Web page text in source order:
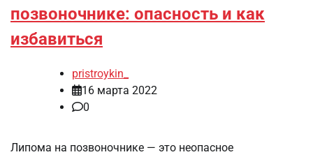
позвоночнике: опасность и как
избавиться
pristroykin_
16 марта 2022
0
Липома на позвоночнике — это неопасное